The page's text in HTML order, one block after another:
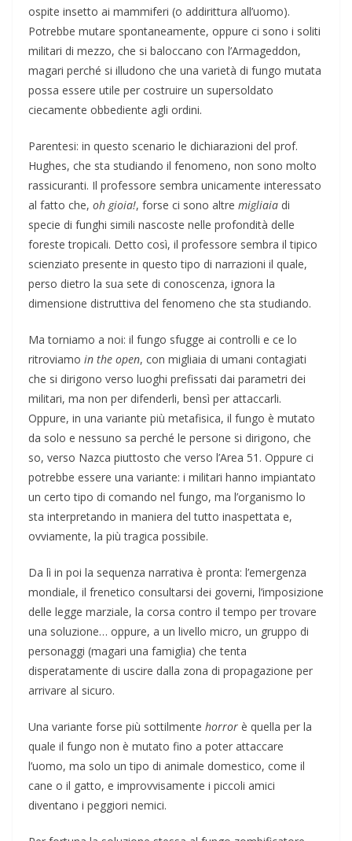
ospite insetto ai mammiferi (o addirittura all’uomo).
Potrebbe mutare spontaneamente, oppure ci sono i soliti
militari di mezzo, che si baloccano con l’Armageddon,
magari perché si illudono che una varietà di fungo mutata
possa essere utile per costruire un supersoldato
ciecamente obbediente agli ordini.
Parentesi: in questo scenario le dichiarazioni del prof.
Hughes, che sta studiando il fenomeno, non sono molto
rassicuranti. Il professore sembra unicamente interessato
al fatto che, oh gioia!, forse ci sono altre migliaia di
specie di funghi simili nascoste nelle profondità delle
foreste tropicali. Detto così, il professore sembra il tipico
scienziato presente in questo tipo di narrazioni il quale,
perso dietro la sua sete di conoscenza, ignora la
dimensione distruttiva del fenomeno che sta studiando.
Ma torniamo a noi: il fungo sfugge ai controlli e ce lo
ritroviamo in the open, con migliaia di umani contagiati
che si dirigono verso luoghi prefissati dai parametri dei
militari, ma non per difenderli, bensì per attaccarli.
Oppure, in una variante più metafisica, il fungo è mutato
da solo e nessuno sa perché le persone si dirigono, che
so, verso Nazca piuttosto che verso l’Area 51. Oppure ci
potrebbe essere una variante: i militari hanno impiantato
un certo tipo di comando nel fungo, ma l’organismo lo
sta interpretando in maniera del tutto inaspettata e,
ovviamente, la più tragica possibile.
Da lì in poi la sequenza narrativa è pronta: l’emergenza
mondiale, il frenetico consultarsi dei governi, l’imposizione
delle legge marziale, la corsa contro il tempo per trovare
una soluzione… oppure, a un livello micro, un gruppo di
personaggi (magari una famiglia) che tenta
disperatamente di uscire dalla zona di propagazione per
arrivare al sicuro.
Una variante forse più sottilmente horror è quella per la
quale il fungo non è mutato fino a poter attaccare
l’uomo, ma solo un tipo di animale domestico, come il
cane o il gatto, e improvvisamente i piccoli amici
diventano i peggiori nemici.